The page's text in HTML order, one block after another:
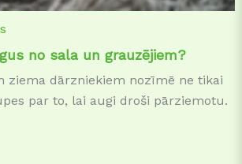
no sala un grauzējiem?
ziema dārzniekiem nozīmē ne tikai
par to, lai augi droši pārziemotu.